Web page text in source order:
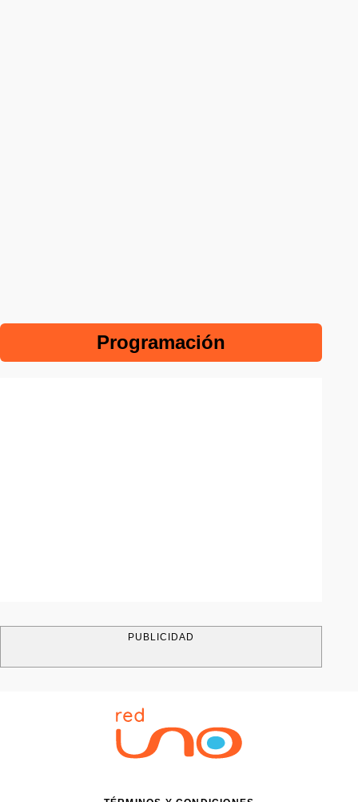
Programación
PUBLICIDAD